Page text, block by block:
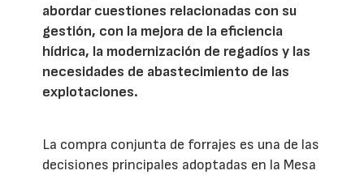
abordar cuestiones relacionadas con su
gestión, con la mejora de la eficiencia
hídrica, la modernización de regadíos y las
necesidades de abastecimiento de las
explotaciones.
La compra conjunta de forrajes es una de las
decisiones principales adoptadas en la Mesa